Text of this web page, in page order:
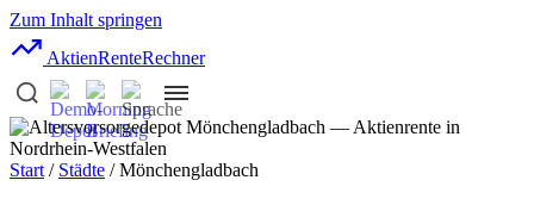
Zum Inhalt springen
AktienRenteRechner
Start / Städte / Mönchengladbach